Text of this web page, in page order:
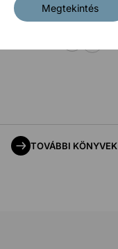
küszöbén – E-book
TOVÁBBI KÖNYVEK
Megtekintés